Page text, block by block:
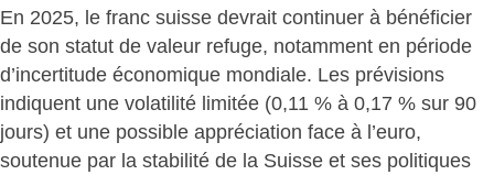
En 2025, le franc suisse devrait continuer à bénéficier
de son statut de valeur refuge, notamment en période
d’incertitude économique mondiale. Les prévisions
indiquent une volatilité limitée (0,11 % à 0,17 % sur 90
jours) et une possible appréciation face à l’euro,
soutenue par la stabilité de la Suisse et ses politiques